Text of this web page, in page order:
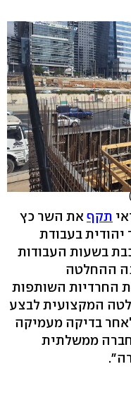
תקף את השר כץ
יהודית בעבודת
בשעות העבודות
ההחלטה
החרדיות השותפות
המקצועית לבצע
בדיקה מעמיקה
חברה ממשלתית